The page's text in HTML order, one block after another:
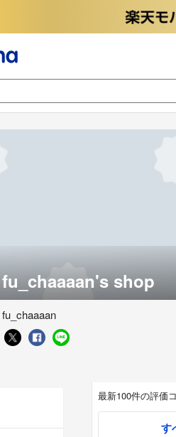
fu_chaaaan's shop
fu_chaaaan
最新100件の評価
す